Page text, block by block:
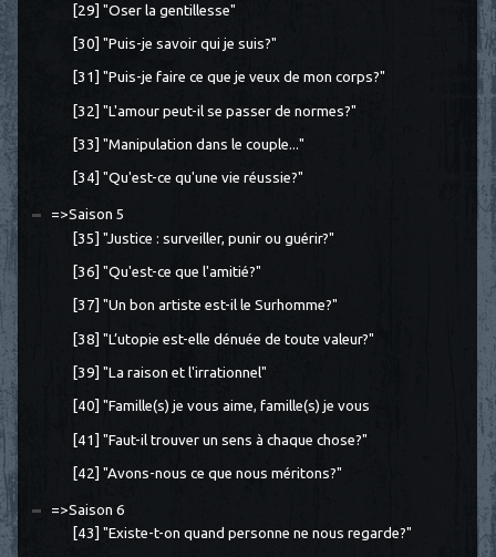
[29] "Oser la gentillesse"
[30] "Puis-je savoir qui je suis?"
[31] "Puis-je faire ce que je veux de mon corps?"
[32] "L'amour peut-il se passer de normes?"
[33] "Manipulation dans le couple..."
[34] "Qu'est-ce qu'une vie réussie?"
=>Saison 5
[35] "Justice : surveiller, punir ou guérir?"
[36] "Qu'est-ce que l'amitié?"
[37] "Un bon artiste est-il le Surhomme?"
[38] "L’utopie est-elle dénuée de toute valeur?"
[39] "La raison et l'irrationnel"
[40] "Famille(s) je vous aime, famille(s) je vous
[41] "Faut-il trouver un sens à chaque chose?"
[42] "Avons-nous ce que nous méritons?"
=>Saison 6
[43] "Existe-t-on quand personne ne nous regarde?"